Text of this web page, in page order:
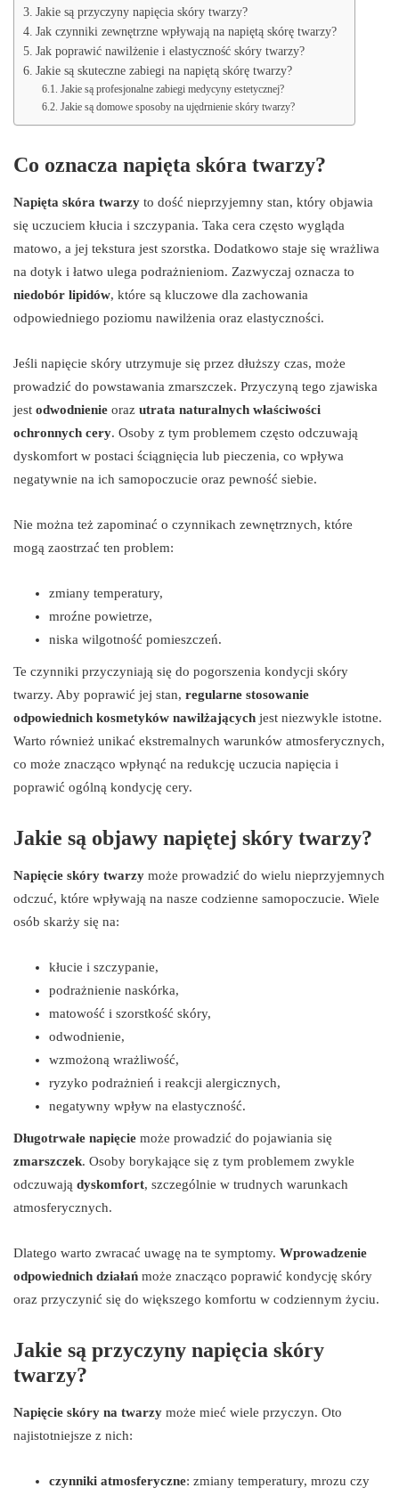
Jakie są przyczyny napięcia skóry twarzy?
Jak czynniki zewnętrzne wpływają na napiętą skórę twarzy?
Jak poprawić nawilżenie i elastyczność skóry twarzy?
Jakie są skuteczne zabiegi na napiętą skórę twarzy?
Jakie są profesjonalne zabiegi medycyny estetycznej?
Jakie są domowe sposoby na ujędrnienie skóry twarzy?
Co oznacza napięta skóra twarzy?
Napięta skóra twarzy to dość nieprzyjemny stan, który objawia
się uczuciem kłucia i szczypania. Taka cera często wygląda
matowo, a jej tekstura jest szorstka. Dodatkowo staje się wrażliwa
na dotyk i łatwo ulega podrażnieniom. Zazwyczaj oznacza to
niedobór lipidów, które są kluczowe dla zachowania
odpowiedniego poziomu nawilżenia oraz elastyczności.
Jeśli napięcie skóry utrzymuje się przez dłuższy czas, może
prowadzić do powstawania zmarszczek. Przyczyną tego zjawiska
jest odwodnienie oraz utrata naturalnych właściwości
ochronnych cery. Osoby z tym problemem często odczuwają
dyskomfort w postaci ściągnięcia lub pieczenia, co wpływa
negatywnie na ich samopoczucie oraz pewność siebie.
Nie można też zapominać o czynnikach zewnętrznych, które
mogą zaostrzać ten problem:
zmiany temperatury,
mroźne powietrze,
niska wilgotność pomieszczeń.
Te czynniki przyczyniają się do pogorszenia kondycji skóry
twarzy. Aby poprawić jej stan, regularne stosowanie
odpowiednich kosmetyków nawilżających jest niezwykle istotne.
Warto również unikać ekstremalnych warunków atmosferycznych,
co może znacząco wpłynąć na redukcję uczucia napięcia i
poprawić ogólną kondycję cery.
Jakie są objawy napiętej skóry twarzy?
Napięcie skóry twarzy może prowadzić do wielu nieprzyjemnych
odczuć, które wpływają na nasze codzienne samopoczucie. Wiele
osób skarży się na:
kłucie i szczypanie,
podrażnienie naskórka,
matowość i szorstkość skóry,
odwodnienie,
wzmożoną wrażliwość,
ryzyko podrażnień i reakcji alergicznych,
negatywny wpływ na elastyczność.
Długotrwałe napięcie może prowadzić do pojawiania się
zmarszczek. Osoby borykające się z tym problemem zwykle
odczuwają dyskomfort, szczególnie w trudnych warunkach
atmosferycznych.
Dlatego warto zwracać uwagę na te symptomy. Wprowadzenie
odpowiednich działań może znacząco poprawić kondycję skóry
oraz przyczynić się do większego komfortu w codziennym życiu.
Jakie są przyczyny napięcia skóry
twarzy?
Napięcie skóry na twarzy może mieć wiele przyczyn. Oto
najistotniejsze z nich:
czynniki atmosferyczne: zmiany temperatury, mrozu czy